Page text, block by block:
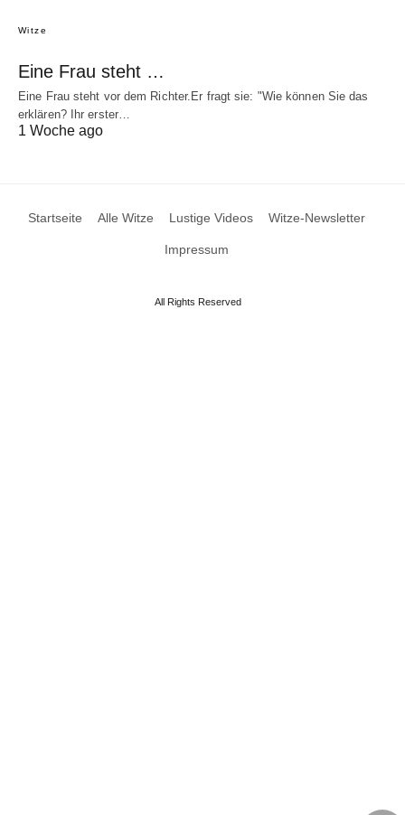
Witze
Eine Frau steht …
Eine Frau steht vor dem Richter.Er fragt sie: "Wie können Sie das
erklären? Ihr erster…
1 Woche ago
Startseite Alle Witze Lustige Videos Witze-Newsletter
Impressum
All Rights Reserved